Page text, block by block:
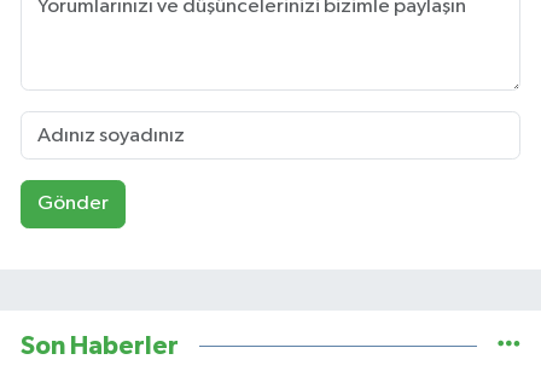
Gönder
Son Haberler